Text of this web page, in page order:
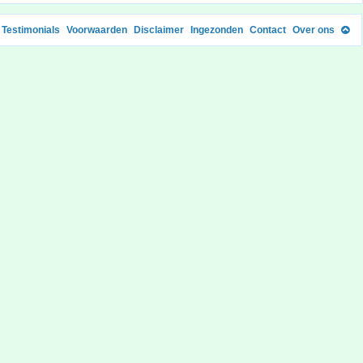
Testimonials Voorwaarden Disclaimer Ingezonden Contact Over ons